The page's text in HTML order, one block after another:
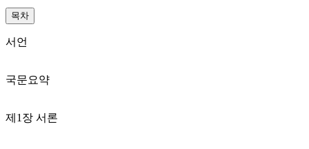
목차
서언
국문요약
제1장 서론